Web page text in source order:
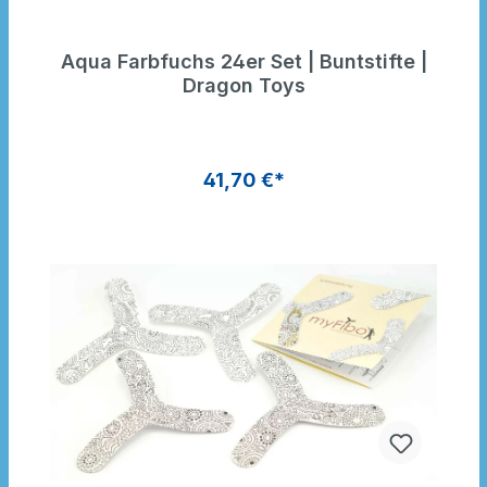
Aqua Farbfuchs 24er Set | Buntstifte |
Dragon Toys
41,70 €*